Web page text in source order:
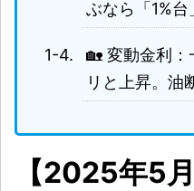
ぶなら「1%台
🏡 変動金利：
リと上昇。油
【2025年5